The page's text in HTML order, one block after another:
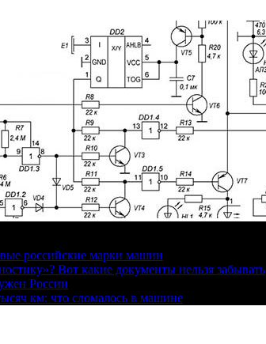
российские марки машин
Вот какие документы нельзя забывать
России
км: что сломалось в машине